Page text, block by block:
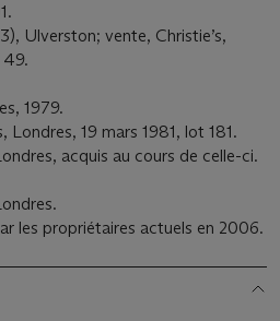
Ulverston; vente, Christie’s,
49.
1979.
Londres, 19 mars 1981, lot 181.
acquis au cours de celle-ci.
les propriétaires actuels en 2006.